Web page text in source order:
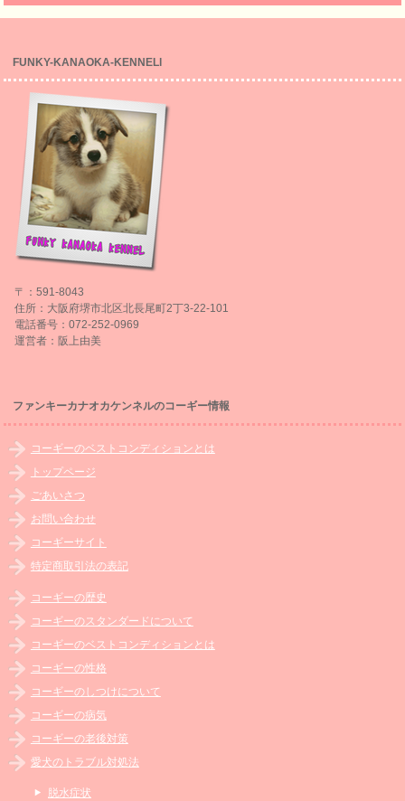
FUNKY-KANAOKA-KENNELl
〒：591-8043
住所：大阪府堺市北区北長尾町2丁3-22-101
電話番号：072-252-0969
運営者：阪上由美
ファンキーカナオカケンネルのコーギー情報
コーギーのベストコンディションとは
トップページ
ごあいさつ
お問い合わせ
コーギーサイト
特定商取引法の表記
コーギーの歴史
コーギーのスタンダードについて
コーギーのベストコンディションとは
コーギーの性格
コーギーのしつけについて
コーギーの病気
コーギーの老後対策
愛犬のトラブル対処法
脱水症状